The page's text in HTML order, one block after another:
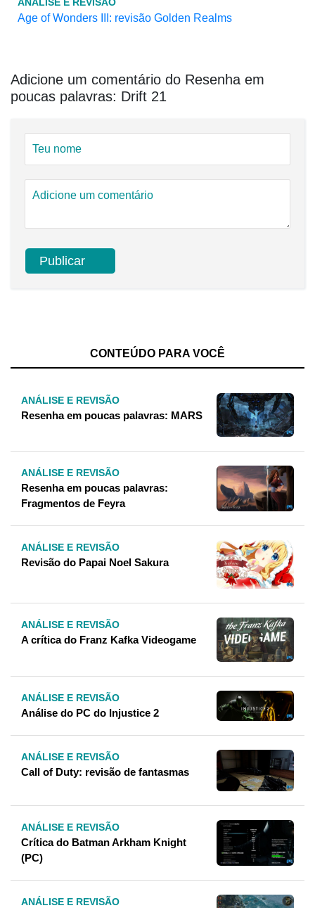
Age of Wonders III: revisão Golden Realms
Adicione um comentário do Resenha em
poucas palavras: Drift 21
CONTEÚDO PARA VOCÊ
ANÁLISE E REVISÃO
Resenha em poucas palavras: MARS
ANÁLISE E REVISÃO
Resenha em poucas palavras:
Fragmentos de Feyra
ANÁLISE E REVISÃO
Revisão do Papai Noel Sakura
ANÁLISE E REVISÃO
A crítica do Franz Kafka Videogame
ANÁLISE E REVISÃO
Análise do PC do Injustice 2
ANÁLISE E REVISÃO
Call of Duty: revisão de fantasmas
ANÁLISE E REVISÃO
Crítica do Batman Arkham Knight
(PC)
ANÁLISE E REVISÃO